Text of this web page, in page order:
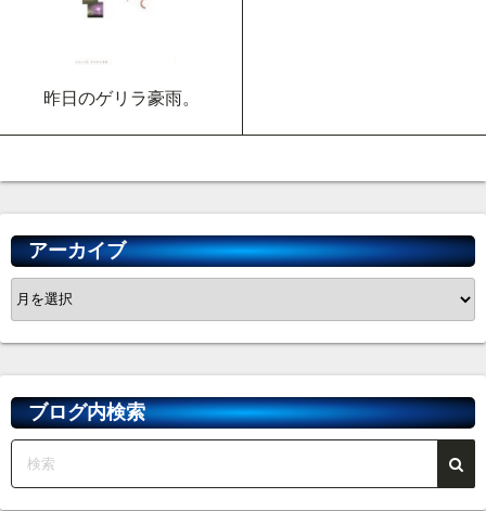
昨日のゲリラ豪雨。
アーカイブ
ア
ー
カ
イ
ブブログ内検索